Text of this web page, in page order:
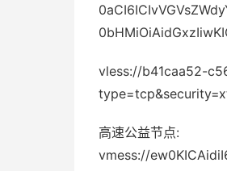
vless://b41caa52-
高速公益节点:
vmess://